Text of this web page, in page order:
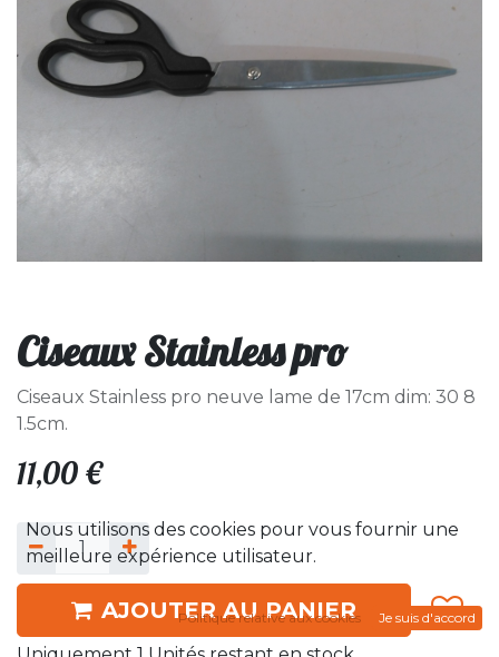
Ciseaux Stainless pro
Ciseaux Stainless pro neuve lame de 17cm dim: 30 8
1.5cm.
11,00 €
AJOUTER AU PANIER
Nous utilisons des cookies pour vous fournir une
meilleure expérience utilisateur.
Politique relative aux cookies Je suis d'accord